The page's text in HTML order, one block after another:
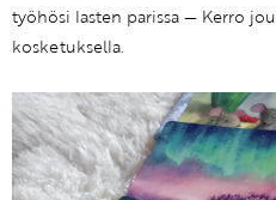
työhösi lasten parissa — Kerro
kosketuksella.